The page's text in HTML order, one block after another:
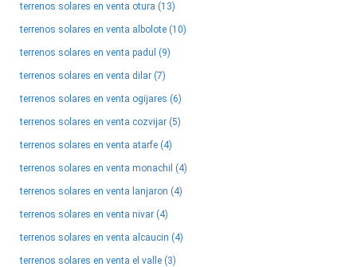
terrenos solares en venta otura (13)
terrenos solares en venta albolote (10)
terrenos solares en venta padul (9)
terrenos solares en venta dilar (7)
terrenos solares en venta ogijares (6)
terrenos solares en venta cozvijar (5)
terrenos solares en venta atarfe (4)
terrenos solares en venta monachil (4)
terrenos solares en venta lanjaron (4)
terrenos solares en venta nivar (4)
terrenos solares en venta alcaucin (4)
terrenos solares en venta el valle (3)